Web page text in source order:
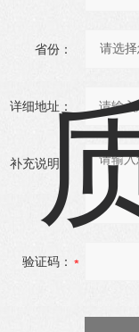
省份：
详细地址：
补充说明：
验证码：